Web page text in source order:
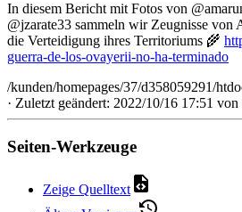
In diesem Bericht mit Fotos von
@jzarate33 sammeln wir Zeugnisse von
die Verteidigung ihres Territoriums 🌾
guerra-de-los-ovayerii-no-ha-terminado
/kunden/homepages/37/d358059291/
· Zuletzt geändert: 2022/10/16 17:51 von
Seiten-Werkzeuge
Zeige Quelltext